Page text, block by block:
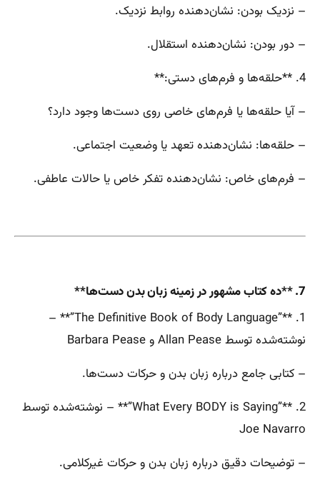
– نزدیک بودن: نشان‌دهنده روابط نزدیک.
– دور بودن: نشان‌دهنده استقلال.
4. **حلقه‌ها و فرم‌های دستی:**
– آیا حلقه‌ها یا فرم‌های خاصی روی دست‌ها وجود دارد؟
– حلقه‌ها: نشان‌دهنده تعهد یا وضعیت اجتماعی.
– فرم‌های خاص: نشان‌دهنده تفکر خاص یا حالات عاطفی.
7. **ده کتاب مشهور در زمینه زبان بدن دست‌ها**
1. **”The Definitive Book of Body Language”** –
نوشته‌شده توسط Allan Pease و Barbara Pease
– کتابی جامع درباره زبان بدن و حرکات دست‌ها.
2. **”What Every BODY is Saying”** – نوشته‌شده توسط
Joe Navarro
– توضیحات دقیق درباره زبان بدن و حرکات غیرکلامی.